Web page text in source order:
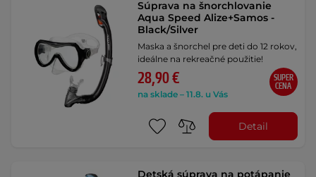
Súprava na šnorchlovanie
Aqua Speed Alize+Samos -
Black/Silver
Maska a šnorchel pre deti do 12 rokov,
ideálne na rekreačné použitie!
28,90 €
na sklade – 11.8. u Vás
SUPER
CENA
Detail
Detská súprava na potápanie